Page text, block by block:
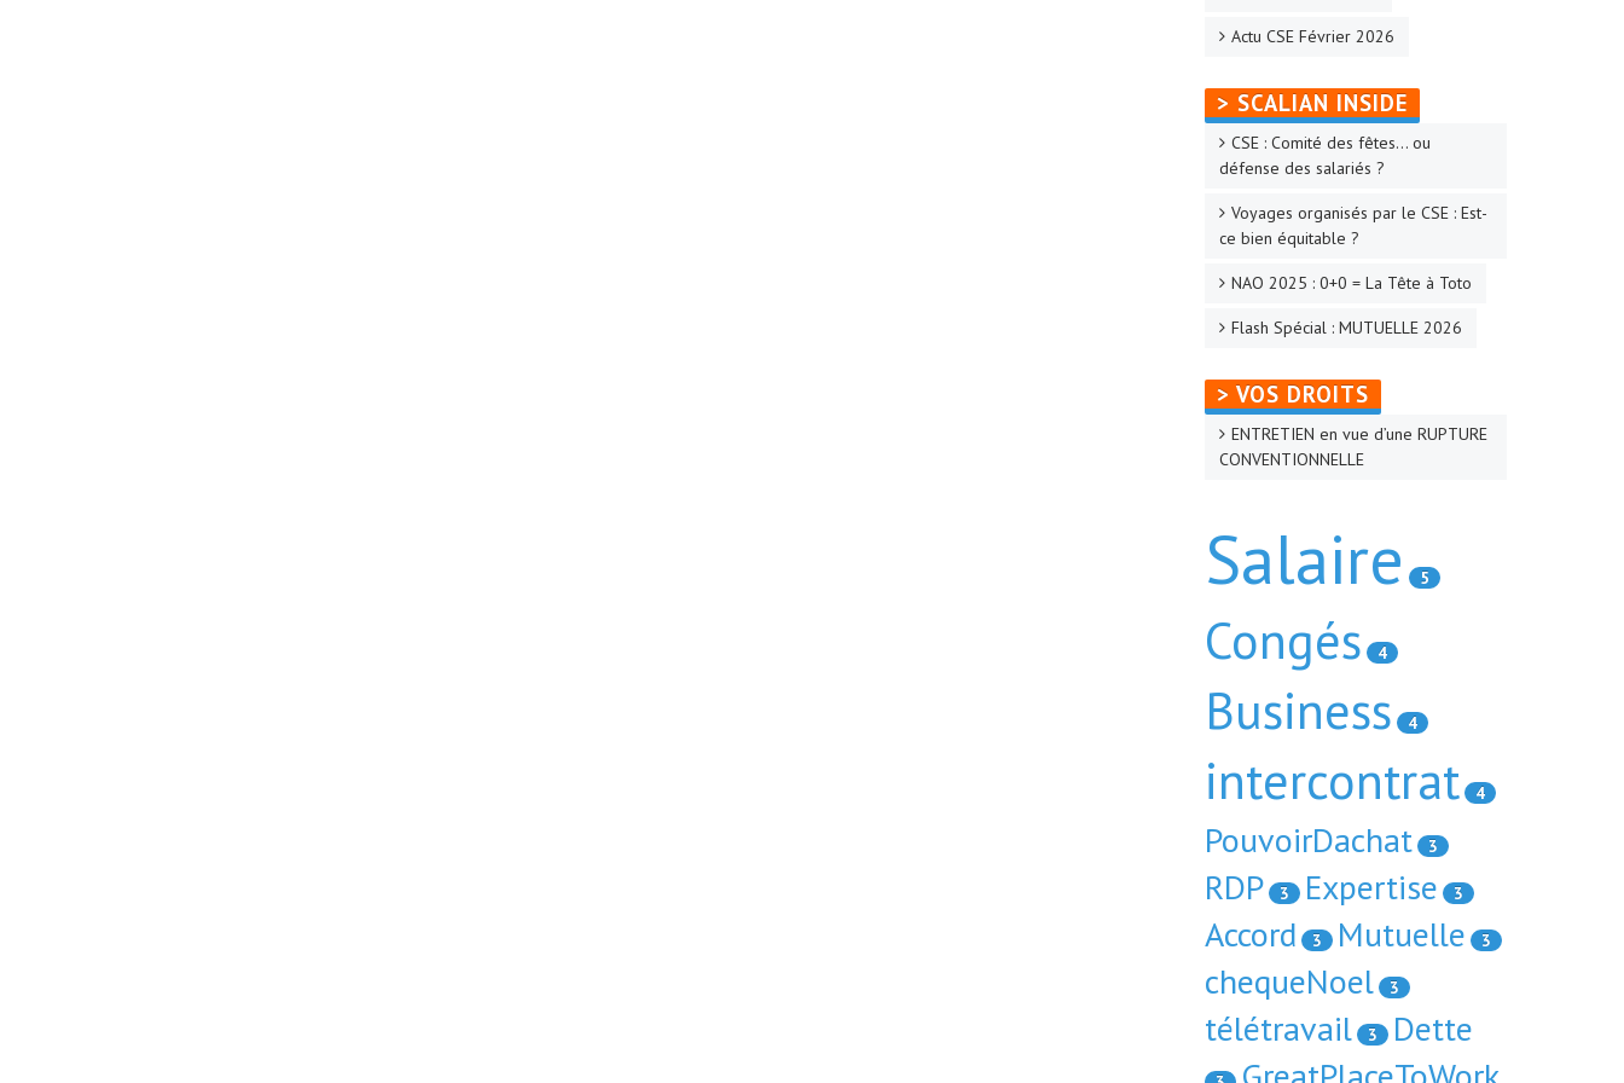
Actu CSE Février 2026
> SCALIAN INSIDE
CSE : Comité des fêtes… ou
défense des salariés ?
Voyages organisés par le CSE : Est-
ce bien équitable ?
NAO 2025 : 0+0 = La Tête à Toto
Flash Spécial : MUTUELLE 2026
> VOS DROITS
ENTRETIEN en vue d’une RUPTURE
CONVENTIONNELLE
Salaire 5
Congés 4
Business 4
intercontrat 4
PouvoirDachat 3
RDP 3 Expertise 3
Accord 3 Mutuelle 3
chequeNoel 3
télétravail 3 Dette